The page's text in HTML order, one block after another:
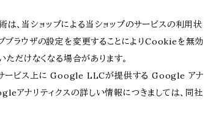
は、当ショップによる当ショップのサービスの利用状
ブラウザの設定を変更することによりCookieを無効
だけなくなる場合があります。
サービス上に Google LLCが提供する Google アナ
アナリティクスの詳しい情報につきましては、同社